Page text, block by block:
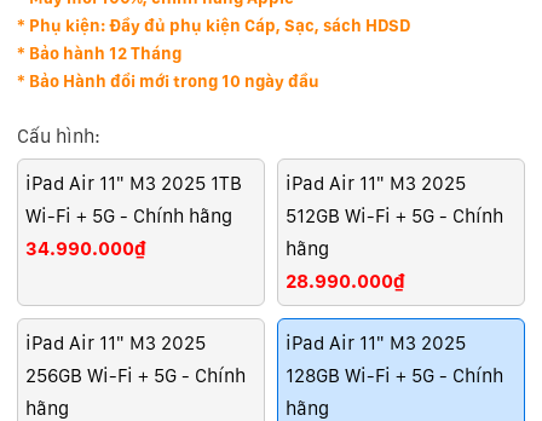
* Phụ kiện: Đầy đủ phụ kiện Cáp, Sạc, sách HDSD
* Bảo hành 12 Tháng
* Bảo Hành đổi mới trong 10 ngày đầu
Cấu hình:
iPad Air 11" M3 2025 1TB
Wi-Fi + 5G - Chính hãng
34.990.000₫
iPad Air 11" M3 2025
512GB Wi-Fi + 5G - Chính
hãng
28.990.000₫
iPad Air 11" M3 2025
256GB Wi-Fi + 5G - Chính
hãng
iPad Air 11" M3 2025
128GB Wi-Fi + 5G - Chính
hãng